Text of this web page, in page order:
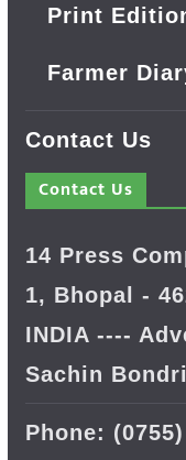
Print
Farmer
Contact Us
Contact Us
14 Press
1, Bhopal -
INDIA ----
Sachin
Phone: